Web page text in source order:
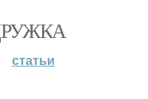
статьи